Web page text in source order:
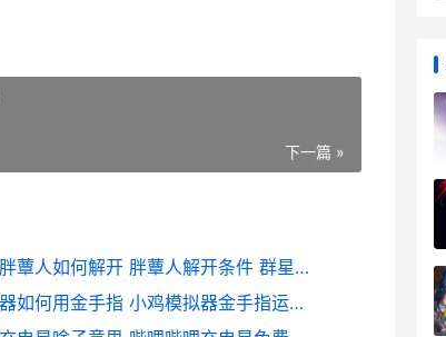
下一篇 »
群星纪元胖蕈人如何解开 胖蕈人解开条件 群星纪元胖蕈人怎么解锁
小鸡模拟器如何用金手指 小鸡模拟器金手指运用方式 小鸡模拟器如何导入本地游戏